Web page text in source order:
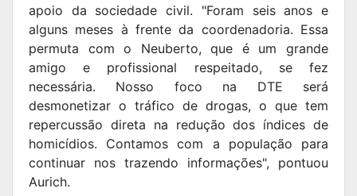
apoio da sociedade civil. "Foram seis anos e
alguns meses à frente da coordenadoria. Essa
permuta com o Neuberto, que é um grande
amigo e profissional respeitado, se fez
necessária. Nosso foco na DTE será
desmonetizar o tráfico de drogas, o que tem
repercussão direta na redução dos índices de
homicídios. Contamos com a população para
continuar nos trazendo informações", pontuou
Aurich.